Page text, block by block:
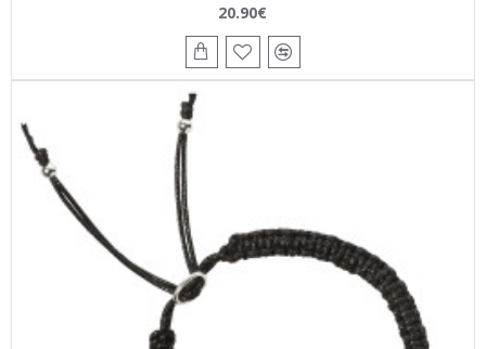
20.90€